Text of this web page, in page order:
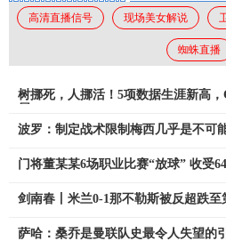
高清直播信号 现场美女解说
蜘蛛直播
树挪死，人挪活！5项数据生涯新高
波罗：制定战术限制梅西几乎是不可
门将董某某6场职业比赛“放球” 收受
剑南春丨米兰0-1那不勒斯被反超跌
萨哈：桑乔是曼联队史最令人失望的